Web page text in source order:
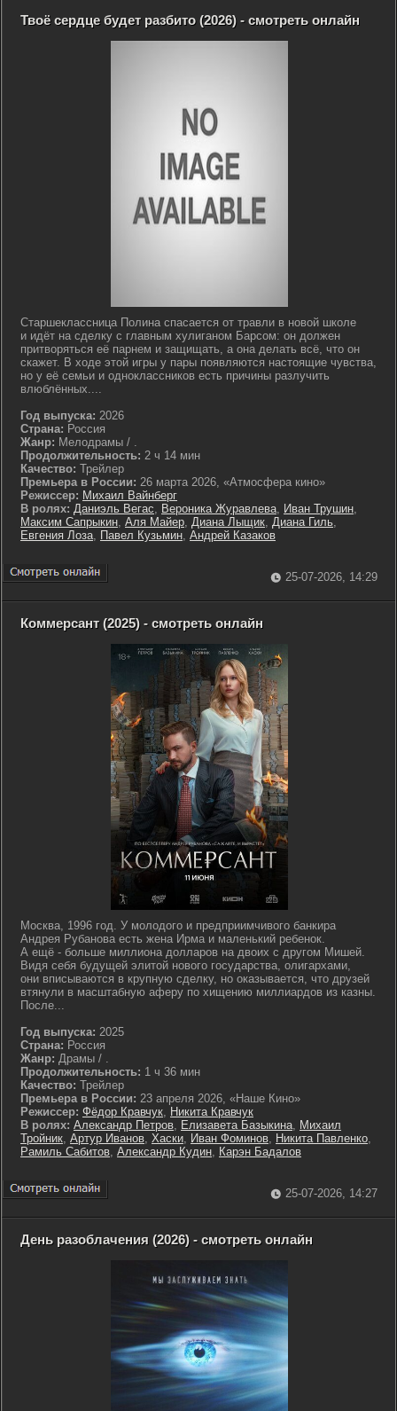
Твоё сердце будет разбито (2026) - смотреть онлайн
Старшеклассница Полина спасается от травли в новой школе
и идёт на сделку с главным хулиганом Барсом: он должен
притворяться её парнем и защищать, а она делать всё, что он
скажет. В ходе этой игры у пары появляются настоящие чувства,
но у её семьи и одноклассников есть причины разлучить
влюблённых....
Год выпуска: 2026
Страна: Россия
Жанр: Мелодрамы / .
Продолжительность: 2 ч 14 мин
Качество: Трейлер
Премьера в России: 26 марта 2026, «Атмосфера кино»
Режиссер: Михаил Вайнберг
В ролях: Даниэль Вегас, Вероника Журавлева, Иван Трушин,
Максим Сапрыкин, Аля Майер, Диана Лыщик, Диана Гиль,
Евгения Лоза, Павел Кузьмин, Андрей Казаков
25-07-2026, 14:29
Коммерсант (2025) - смотреть онлайн
Москва, 1996 год. У молодого и предприимчивого банкира
Андрея Рубанова есть жена Ирма и маленький ребенок.
А ещё - больше миллиона долларов на двоих с другом Мишей.
Видя себя будущей элитой нового государства, олигархами,
они вписываются в крупную сделку, но оказывается, что друзей
втянули в масштабную аферу по хищению миллиардов из казны.
После...
Год выпуска: 2025
Страна: Россия
Жанр: Драмы / .
Продолжительность: 1 ч 36 мин
Качество: Трейлер
Премьера в России: 23 апреля 2026, «Наше Кино»
Режиссер: Фёдор Кравчук, Никита Кравчук
В ролях: Александр Петров, Елизавета Базыкина, Михаил
Тройник, Артур Иванов, Хаски, Иван Фоминов, Никита Павленко,
Рамиль Сабитов, Александр Кудин, Карэн Бадалов
25-07-2026, 14:27
День разоблачения (2026) - смотреть онлайн